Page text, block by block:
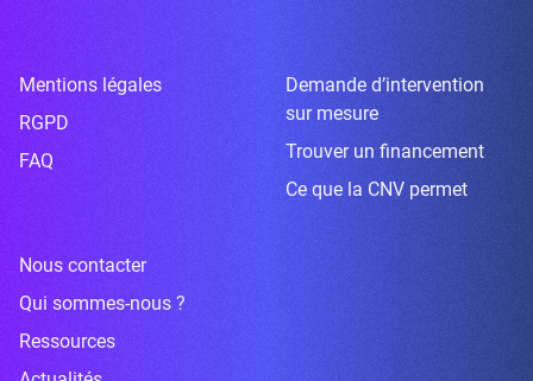
Mentions légales
RGPD
FAQ
Demande d’intervention
sur mesure
Trouver un financement
Ce que la CNV permet
Nous contacter
Qui sommes-nous ?
Ressources